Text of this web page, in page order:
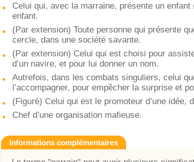
Celui qui, avec la marraine, présente un
enfant.
(Par extension) Toute personne qui présente
cercle, dans une société savante.
(Par extension) Celui qui est choisi pour
d’un navire, et pour lui donner un nom.
Autrefois, dans les combats singuliers, celui
l’accompagner, pour empêcher la surprise et
(Figuré) Celui qui est le promoteur d’une idée,
Chef d’une organisation mafieuse.
Informations complémentaires